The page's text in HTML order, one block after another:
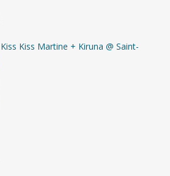
Kiss Martine + Kiruna @ Saint-